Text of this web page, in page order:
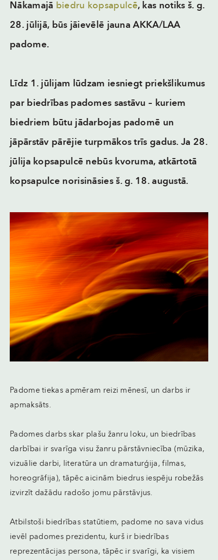
Nākamajā biedru kopsapulcē, kas notiks š. g.
28. jūlijā, būs jāievēlē jauna AKKA/LAA
padome.
Līdz 1. jūlijam lūdzam iesniegt priekšlikumus
par biedrības padomes sastāvu – kuriem
biedriem būtu jādarbojas padomē un
jāpārstāv pārējie turpmākos trīs gadus. Ja 28.
jūlija kopsapulcē nebūs kvoruma, atkārtotā
kopsapulce norisināsies š. g. 18. augustā.
Padome tiekas apmēram reizi mēnesī, un darbs ir
apmaksāts.
Padomes darbs skar plašu žanru loku, un biedrības
darbībai ir svarīga visu žanru pārstāvniecība (mūzika,
vizuālie darbi, literatūra un dramaturģija, filmas,
horeogrāfija), tāpēc aicinām biedrus iespēju robežās
izvirzīt dažādu radošo jomu pārstāvjus.
Atbilstoši biedrības statūtiem, padome no sava vidus
ievēl padomes prezidentu, kurš ir biedrības
reprezentācijas persona, tāpēc ir svarīgi, ka visiem